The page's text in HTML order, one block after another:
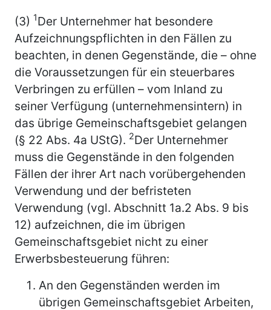
(3) 1Der Unternehmer hat besondere
Aufzeichnungspflichten in den Fällen zu
beachten, in denen Gegenstände, die – ohne
die Voraussetzungen für ein steuerbares
Verbringen zu erfüllen – vom Inland zu
seiner Verfügung (unternehmensintern) in
das übrige Gemeinschaftsgebiet gelangen
(§ 22 Abs. 4a UStG). 2Der Unternehmer
muss die Gegenstände in den folgenden
Fällen der ihrer Art nach vorübergehenden
Verwendung und der befristeten
Verwendung (vgl. Abschnitt 1a.2 Abs. 9 bis
12) aufzeichnen, die im übrigen
Gemeinschaftsgebiet nicht zu einer
Erwerbsbesteuerung führen:
An den Gegenständen werden im
übrigen Gemeinschaftsgebiet Arbeiten,